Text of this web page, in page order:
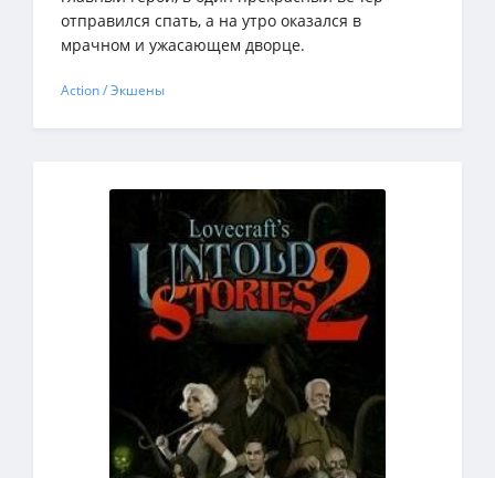
отправился спать, а на утро оказался в
мрачном и ужасающем дворце.
Action / Экшены